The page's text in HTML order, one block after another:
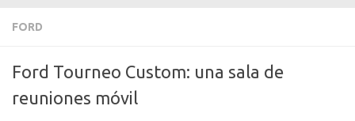
FORD
Ford Tourneo Custom: una sala de
reuniones móvil